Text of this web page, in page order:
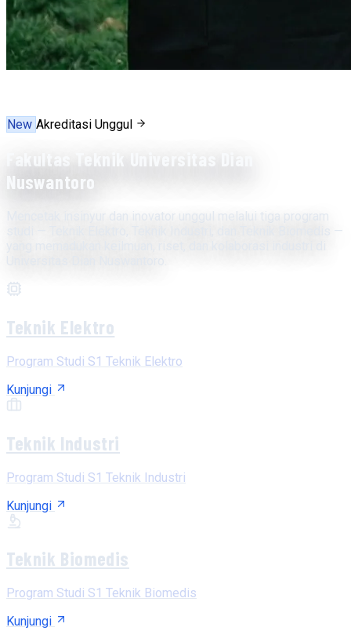
New Akreditasi Unggul
Fakultas Teknik Universitas Dian
Nuswantoro
Mencetak insinyur dan inovator unggul melalui tiga program
studi — Teknik Elektro, Teknik Industri, dan Teknik Biomedis —
Teknik Elektro
Program Studi S1 Teknik Elektro
Kunjungi
Teknik Industri
Program Studi S1 Teknik Industri
Kunjungi
Teknik Biomedis
Program Studi S1 Teknik Biomedis
Kunjungi